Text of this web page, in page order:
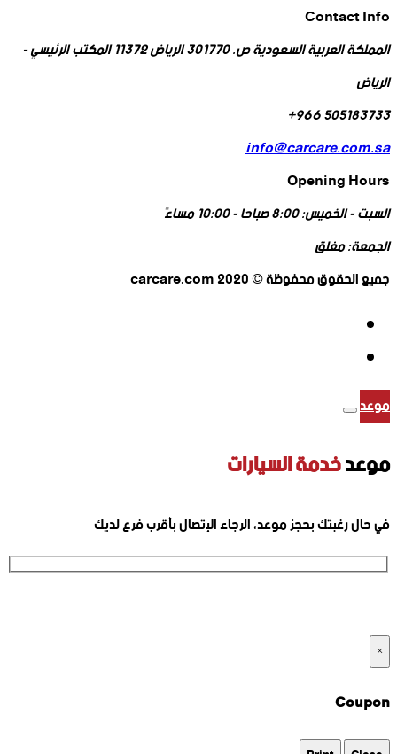
Contact Info
المملكة العربية السعودية ص. 301770 الرياض 11372 المكتب الرئيسي -
الرياض
505183733 966+
info@carcare.com.sa
Opening Hours
السبت - الخميس:8:00 صباحا - 10:00 مساءً
الجمعة:مغلق
جميع الحقوق محفوظة © 2020 carcare.com
موعد
موعدخدمة السيارات
في حال رغبتك بحجز موعد، الرجاء الإتصال بأقرب فرع لديك
×
Coupon